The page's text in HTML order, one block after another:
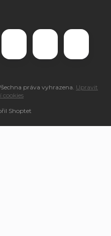
Shoptet
práva vyhrazena. Upravit
cookies